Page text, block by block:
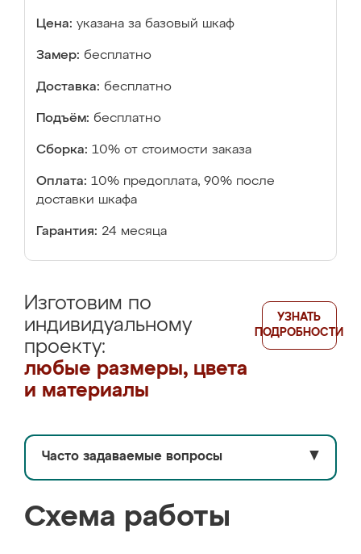
Цена: указана за базовый шкаф
Замер: бесплатно
Доставка: бесплатно
Подъём: бесплатно
Сборка: 10% от стоимости заказа
Оплата: 10% предоплата, 90% после
доставки шкафа
Гарантия: 24 месяца
Изготовим по
индивидуальному
проекту:
любые размеры, цвета
и материалы
УЗНАТЬ
ПОДРОБНОСТИ
Часто задаваемые вопросы ▼
Схема работы